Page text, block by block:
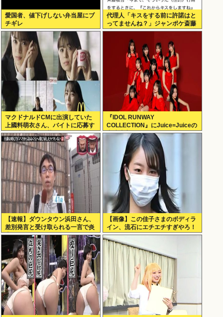
愛国者、値下げしない弁当屋にブ
チギレ
代理人「キスをする前に許諾はと
ってませんね？」ジャンポケ斎藤
「今までこれからキスしますなん
て宣言することなかったので」
マクドナルドCMに出演していた
上國料萌衣さん、バイトに応募す
るも書類選考で落ちる
『IDOL RUNWAY
COLLECTION』にJuice=Juiceの
出演決定
【速報】ダウンタウン浜田さん、
差別発言と受け取られる一言で炎
上www
【画像】この佳子さまのボディラ
イン、流石にエチエチすぎやろ！